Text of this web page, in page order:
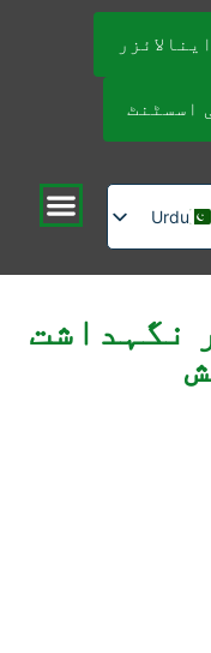
اسسٹنٹ
Urdu
English
نگہداشت